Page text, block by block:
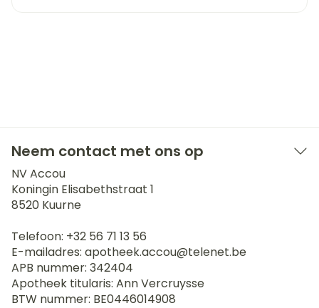
Neem contact met ons op
NV Accou
Koningin Elisabethstraat 1
8520 Kuurne
Telefoon: +32 56 71 13 56
E-mailadres: apotheek.accou@telenet.be
APB nummer: 342404
Apotheek titularis: Ann Vercruysse
BTW nummer: BE0446014908